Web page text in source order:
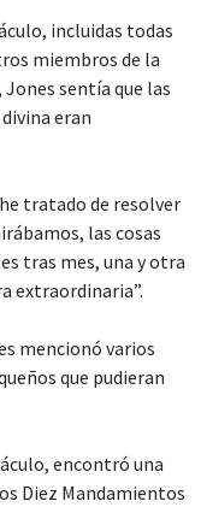
incluidas todas
miembros de la
sentía que las
eran
tratado de resolver
las cosas
tras mes, una y otra
extraordinaria”.
mencionó varios
que pudieran
encontró una
Diez Mandamientos